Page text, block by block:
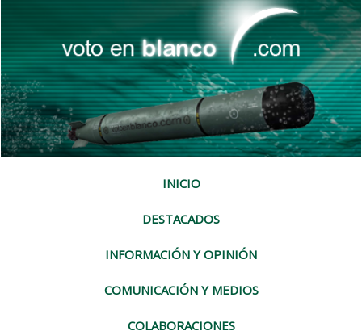
INICIO
DESTACADOS
INFORMACIÓN Y OPINIÓN
COMUNICACIÓN Y MEDIOS
COLABORACIONES